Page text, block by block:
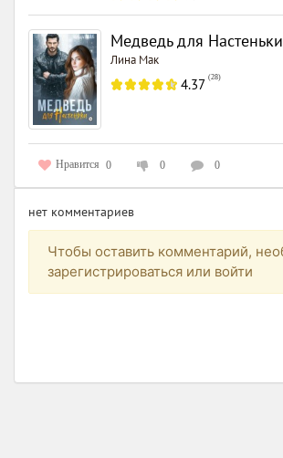
Медведь для Настеньки
Лина Мак
4.37 (28)
Нравится 0 0 0